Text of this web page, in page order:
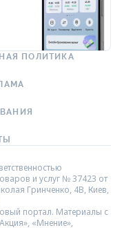
ПОЛИТИКА
и услуг № 37423 от
Гринченко, 4В, Киев,
портал. Материалы с
«Мнение»,